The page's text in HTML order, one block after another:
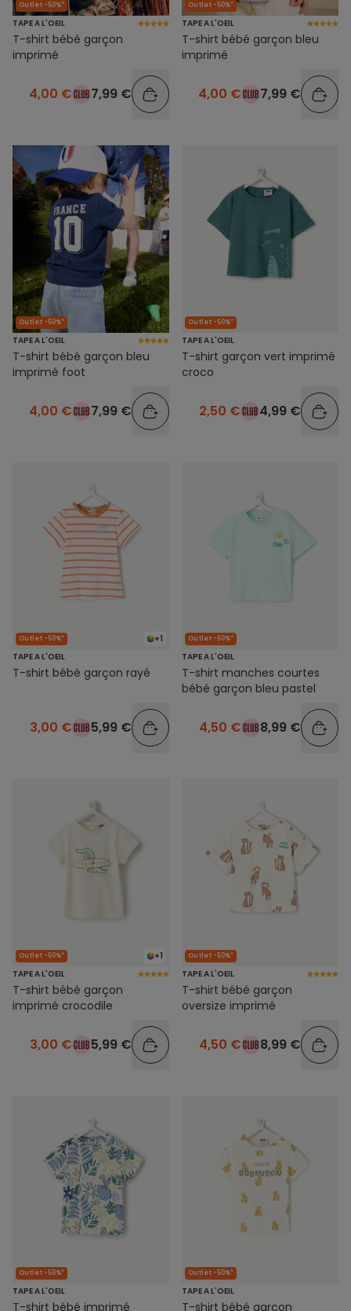
Outlet -50%*
TAPE A L'OEIL
T-shirt bébé garçon
imprimé
4,00 € 7,99 €
Outlet -50%*
TAPE A L'OEIL
T-shirt bébé garçon bleu
imprimé
4,00 € 7,99 €
Outlet -50%*
TAPE A L'OEIL
T-shirt bébé garçon bleu
imprimé foot
4,00 € 7,99 €
Outlet -50%*
TAPE A L'OEIL
T-shirt garçon vert imprimé
croco
2,50 € 4,99 €
+1
Outlet -50%*
TAPE A L'OEIL
T-shirt bébé garçon rayé
3,00 € 5,99 €
Outlet -50%*
TAPE A L'OEIL
T-shirt manches courtes
bébé garçon bleu pastel
4,50 € 8,99 €
+1
Outlet -50%*
TAPE A L'OEIL
T-shirt bébé garçon
imprimé crocodile
3,00 € 5,99 €
Outlet -50%*
TAPE A L'OEIL
T-shirt bébé garçon
oversize imprimé
4,50 € 8,99 €
Outlet -50%*
TAPE A L'OEIL
T-shirt bébé imprimé
Outlet -50%*
TAPE A L'OEIL
T-shirt bébé garçon